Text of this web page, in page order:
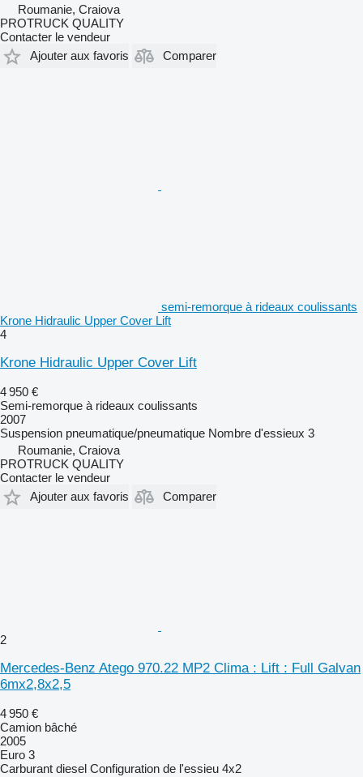
Roumanie, Craiova
PROTRUCK QUALITY
Contacter le vendeur
Ajouter aux favoris
Comparer
semi-remorque à rideaux coulissants
Krone Hidraulic Upper Cover Lift
4
Krone Hidraulic Upper Cover Lift
4 950 €
Semi-remorque à rideaux coulissants
2007
Suspension pneumatique/pneumatique Nombre d'essieux 3
Roumanie, Craiova
PROTRUCK QUALITY
Contacter le vendeur
Ajouter aux favoris
Comparer
2
Mercedes-Benz Atego 970.22 MP2 Clima : Lift : Full Galvan
6mx2,8x2,5
4 950 €
Camion bâché
2005
Euro 3
Carburant diesel Configuration de l'essieu 4x2